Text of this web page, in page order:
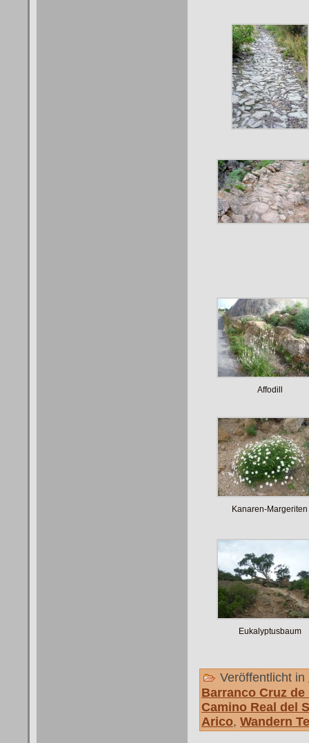
Affodill
Kanaren-Margeriten
Eukalyptusbaum
Veröffentlicht in
Barranco Cruz
Camino Real del
Arico, Wandern